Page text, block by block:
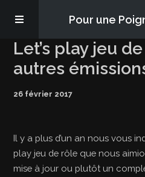
Pour une
Les épisodes
PQD2P
Blog
Let’s play jeu
autres
26 février 2017
Il y a plus d’un an nous vous
play jeu de rôle que nous
mise à jour ou plutôt un